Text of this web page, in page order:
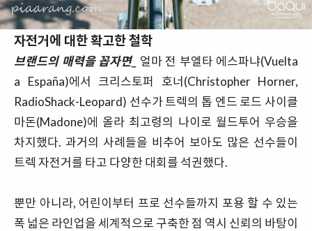
자전거에 대한 확고한 철학
브랜드의 매력을 꼽자면_ 얼마 전 부엘타 에스파냐(Vuelta
a España)에서 크리스토퍼 호너(Christopher Horner,
RadioShack-Leopard) 선수가 트렉의 톱 엔드 로드 사이클
마돈(Madone)에 올라 최고령의 나이로 월드투어 우승을
차지했다. 과거의 사례들을 비추어 보아도 많은 선수들이
트렉 자전거를 타고 다양한 대회를 석권했다.
뿐만 아니라, 어린이부터 프로 선수들까지 포용 할 수 있는
폭 넓은 라인업을 세계적으로 구축한 점 역시 신뢰의 바탕이